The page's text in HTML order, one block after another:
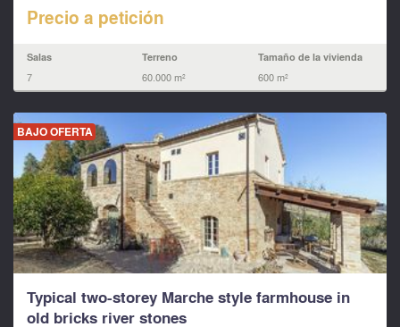
Precio a petición
Salas
7
Terreno
60.000 m²
Tamaño de la vivienda
600 m²
BAJO OFERTA
Typical two-storey Marche style farmhouse in
old bricks river stones